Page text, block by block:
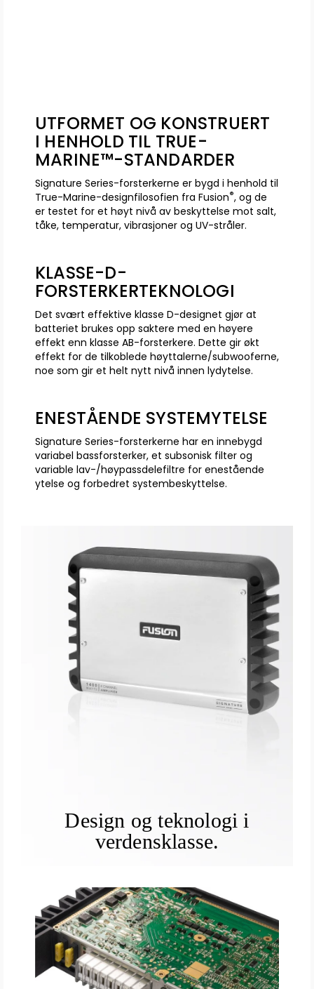
UTFORMET OG KONSTRUERT
I HENHOLD TIL TRUE-
MARINE™-STANDARDER
Signature Series-forsterkerne er bygd i henhold til
True-Marine-designfilosofien fra Fusion®, og de
er testet for et høyt nivå av beskyttelse mot salt,
tåke, temperatur, vibrasjoner og UV-stråler.
KLASSE-D-
FORSTERKERTEKNOLOGI
Det svært effektive klasse D-designet gjør at
batteriet brukes opp saktere med en høyere
effekt enn klasse AB-forsterkere. Dette gir økt
effekt for de tilkoblede høyttalerne/subwooferne,
noe som gir et helt nytt nivå innen lydytelse.
ENESTÅENDE SYSTEMYTELSE
Signature Series-forsterkerne har en innebygd
variabel bassforsterker, et subsonisk filter og
variable lav-/høypassdelefiltre for enestående
ytelse og forbedret systembeskyttelse.
Design og teknologi i
verdensklasse.